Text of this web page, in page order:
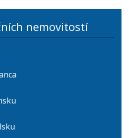
nemovitostí